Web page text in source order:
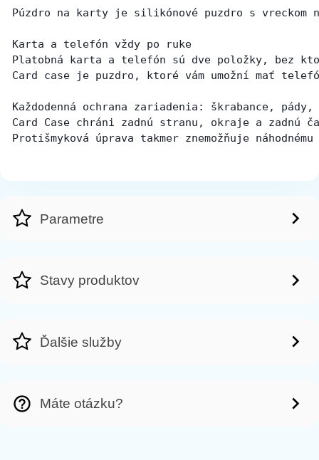
Púzdro na karty je silikónové puzdro s vreckom
Karta a telefón vždy po ruke
Platobná karta a telefón sú dve položky, bez
Card case je puzdro, ktoré vám umožní mať
Každodenná ochrana zariadenia: škrabance,
Card Case chráni zadnú stranu, okraje a zadnú
Protišmyková úprava takmer znemožňuje
Parametre
Stavy produktov
Ďalšie služby
Máte otázku?